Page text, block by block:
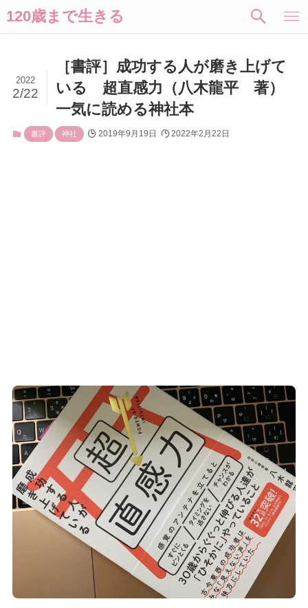
120歳まで生きる
［書評］成功する人が磨き上げて
いる 超直感力（八木龍平 著）
一気に読める神社本
2022
2/22
書評 神社 2019年9月19日 2022年2月22日